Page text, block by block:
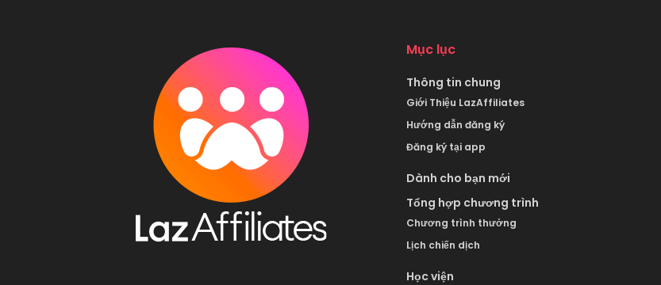
Mục lục
Thông tin chung
Giới Thiệu LazAffiliates
Hướng dẫn đăng ký
Đăng ký tại app
Dành cho bạn mới
Tổng hợp chương trình
Chương trình thưởng
Lịch chiến dịch
Học viện